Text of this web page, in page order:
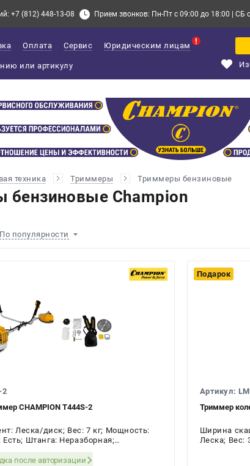
+7 (812) 448-13-08 Прием звонков: Пн-Пт с 09:00 до 18:00 | СБ
Оплата Сервис Юридическим лицам
техника Триммеры Триммеры бензиновые
бензиновые Champion
По популярности
2
CHAMPION T444S-2
Леска/диск; Вес: 7 кг; Мощность:
Штанга: Неразборная;
двигателя: 2-х тактный
после авторизации
Подарок
Артикул:
Триммер
Ширина
Леска; Вес: